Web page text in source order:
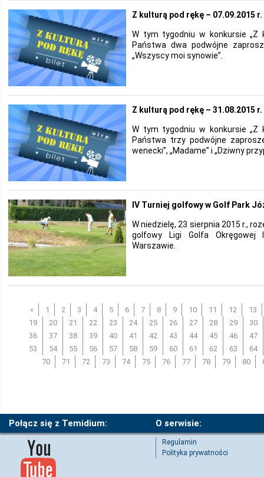
Z kulturą pod rękę – 07.09.2015 r.
W tym tygodniu w konkursie „Z
Państwa dwa podwójne
„Wszyscy moi synowie”.
Z kulturą pod rękę – 31.08.2015 r.
W tym tygodniu w konkursie „Z
Państwa trzy podwójne
wenecki”, „Madame” i „Dziwny
IV Turniej golfowy w Golf Park
W niedzielę, 23 sierpnia 2015 r.,
golfowy Ligi Golfa Okręgowej
Warszawie.
« 1 2 3 4 5 6 7 8 9 10 11 12
13
19
20 21 22 23 24 25 26 27 28 29
30
36
37 38 39 40 41 42 43 44 45 46
47
53
54 55 56 57 58 59 60 61 62 63
64
70
71 72 73 74 75 76 77 78 79 80
Połącz się z Temidium: O serwisie:
Regulamin
Polityka prywatności